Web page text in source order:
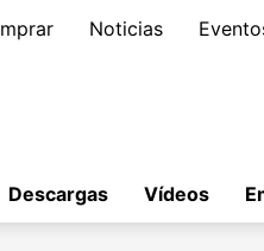
Noticias
Descargas Vídeos